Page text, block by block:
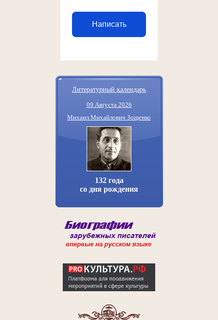
Написать
Литературный календарь
09 Августа 2026
Михаил Михайлович Зощенко
132 года
со дня рождения